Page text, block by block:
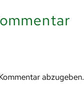
abzugeben.